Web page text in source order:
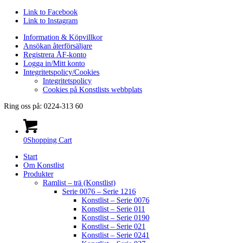
Link to Facebook
Link to Instagram
Information & Köpvillkor
Ansökan återförsäljare
Registrera ÅF-konto
Logga in/Mitt konto
Integritetspolicy/Cookies
Integritetspolicy
Cookies på Konstlists webbplats
Ring oss på: 0224-313 60
0Shopping Cart
Start
Om Konstlist
Produkter
Ramlist – trä (Konstlist)
Serie 0076 – Serie 1216
Konstlist – Serie 0076
Konstlist – Serie 011
Konstlist – Serie 0190
Konstlist – Serie 021
Konstlist – Serie 0241